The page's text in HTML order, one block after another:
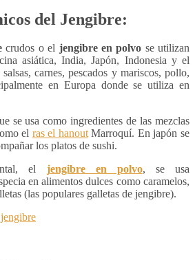
del Jengibre:
crudos o el jengibre en polvo se utilizan
asiática, India, Japón, Indonesia y el
carnes, pescados y mariscos, pollo,
en Europa donde se utiliza en
se usa como ingredientes de las mezclas
el ras el hanoutMarroquí. En japón se
los platos de sushi.
el jengibre en polvo, se usa
en alimentos dulces como caramelos,
(las populares galletas de jengibre).